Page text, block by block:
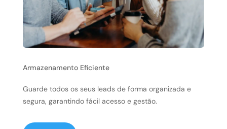
Armazenamento Eficiente
Guarde todos os seus leads de forma organizada e
segura, garantindo fácil acesso e gestão.